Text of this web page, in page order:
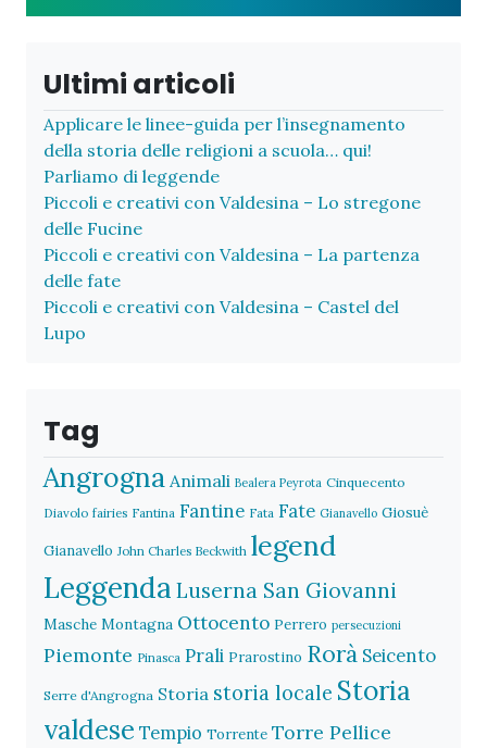
Ultimi articoli
Applicare le linee-guida per l’insegnamento
della storia delle religioni a scuola… qui!
Parliamo di leggende
Piccoli e creativi con Valdesina – Lo stregone
delle Fucine
Piccoli e creativi con Valdesina – La partenza
delle fate
Piccoli e creativi con Valdesina – Castel del
Lupo
Tag
Angrogna Animali Bealera Peyrota Cinquecento
Diavolo fairies Fantina Fantine Fata Fate Gianavello Giosuè
Gianavello John Charles Beckwith legend
Leggenda Luserna San Giovanni
Masche Montagna Ottocento Perrero persecuzioni
Piemonte Pinasca Prali Prarostino Rorà Seicento
Serre d'Angrogna Storia storia locale Storia
valdese Tempio Torrente Torre Pellice